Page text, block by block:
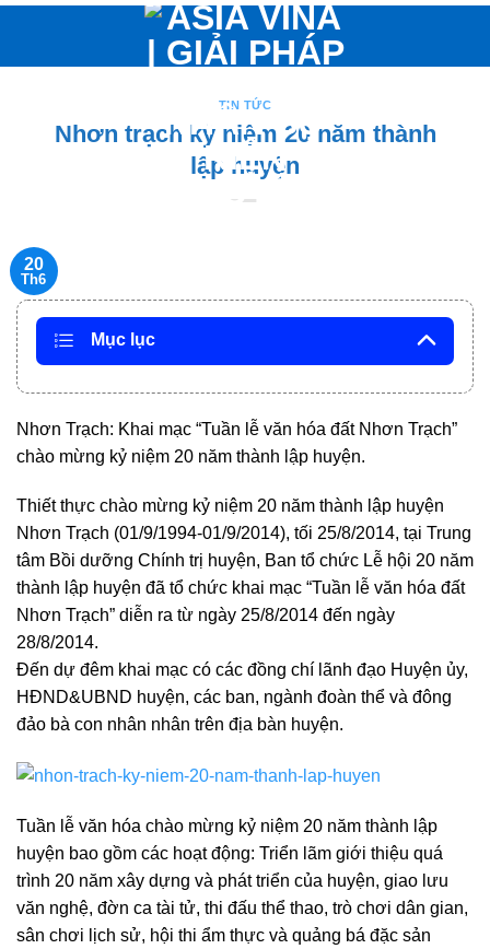
nội
TIN TỨC
Nhơn trạch kỷ niệm 20 năm thành
lập huyện
20
Th6
Mục lục
Nhơn Trạch: Khai mạc “Tuần lễ văn hóa đất Nhơn Trạch”
chào mừng kỷ niệm 20 năm thành lập huyện.
Thiết thực chào mừng kỷ niệm 20 năm thành lập huyện
Nhơn Trạch (01/9/1994-01/9/2014), tối 25/8/2014, tại Trung
tâm Bồi dưỡng Chính trị huyện, Ban tổ chức Lễ hội 20 năm
thành lập huyện đã tổ chức khai mạc “Tuần lễ văn hóa đất
Nhơn Trạch” diễn ra từ ngày 25/8/2014 đến ngày
28/8/2014.
Đến dự đêm khai mạc có các đồng chí lãnh đạo Huyện ủy,
HĐND&UBND huyện, các ban, ngành đoàn thể và đông
đảo bà con nhân nhân trên địa bàn huyện.
Tuần lễ văn hóa chào mừng kỷ niệm 20 năm thành lập
huyện bao gồm các hoạt động: Triển lãm giới thiệu quá
trình 20 năm xây dựng và phát triển của huyện, giao lưu
văn nghệ, đờn ca tài tử, thi đấu thể thao, trò chơi dân gian,
sân chơi lịch sử, hội thi ẩm thực và quảng bá đặc sản